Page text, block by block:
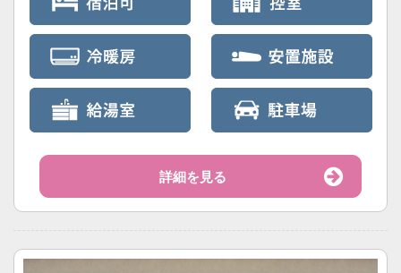
詳細を見る